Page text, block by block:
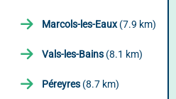
Marcols-les-Eaux(7.9 km)
Vals-les-Bains (8.1 km)
Péreyres (8.7 km)